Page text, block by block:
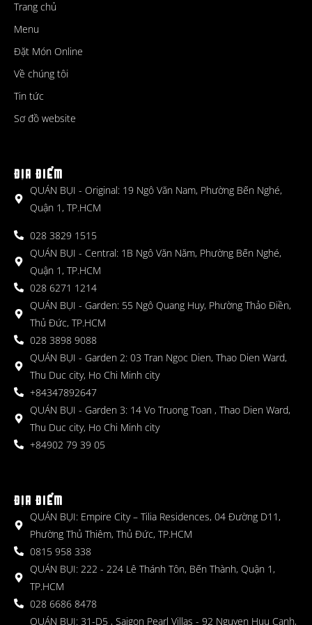
Trang chủ
Menu
Đặt Món Online
Về chúng tôi
Tin tức
Sơ đồ website
ĐỊA ĐIỂM
QUÁN BỤI - Original: 19 Ngô Văn Nam, Phường Bến Nghé,
Quận 1, TP.HCM
028 3829 1515
QUÁN BỤI - Central: 1B Ngô Văn Năm, Phường Bến Nghé,
Quận 1, TP.HCM
028 6271 1214
QUÁN BỤI - Garden: 55 Ngô Quang Huy, Phường Thảo Điền,
Thủ Đức, TP.HCM
028 3898 9088
QUÁN BỤI - Garden 2: 03 Tran Ngoc Dien, Thao Dien Ward,
Thu Duc city, Ho Chi Minh city
+84347892647
QUÁN BỤI - Garden 3: 14 Vo Truong Toan , Thao Dien Ward,
Thu Duc city, Ho Chi Minh city
+84902 79 39 05
ĐỊA ĐIỂM
QUÁN BỤI: Empire City – Tilia Residences, 04 Đường D11,
Phường Thủ Thiêm, Thủ Đức, TP.HCM
0815 958 338
QUÁN BỤI: 222 - 224 Lê Thánh Tôn, Bến Thành, Quận 1,
TP.HCM
028 6686 8478
QUÁN BỤI: 31-D5 , Saigon Pearl Villas - 92 Nguyen Huu Canh,